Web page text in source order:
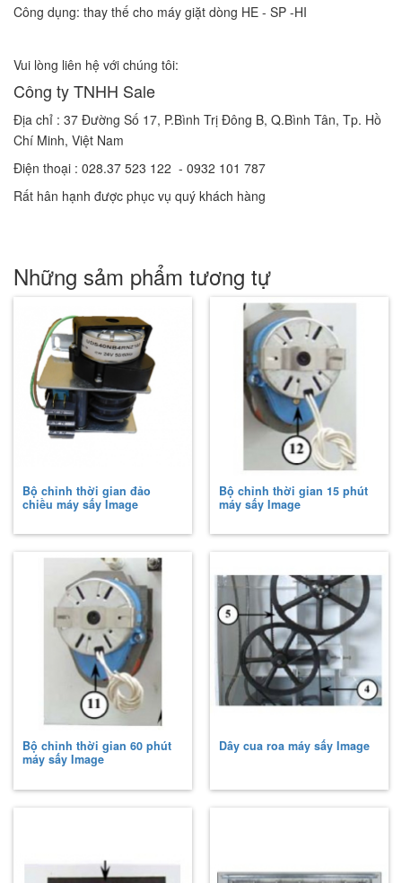
Công dụng: thay thế cho máy giặt dòng HE - SP -HI
Vui lòng liên hệ với chúng tôi:
Công ty TNHH Sale
Địa chỉ : 37 Đường Số 17, P.Bình Trị Đông B, Q.Bình Tân, Tp. Hồ
Chí Minh, Việt Nam
Điện thoại : 028.37 523 122 - 0932 101 787
Rất hân hạnh được phục vụ quý khách hàng
Những sảm phẩm tương tự
Bộ chỉnh thời gian đảo
chiều máy sấy Image
Bộ chỉnh thời gian 15 phút
máy sấy Image
Bộ chỉnh thời gian 60 phút
máy sấy Image
Dây cua roa máy sấy Image